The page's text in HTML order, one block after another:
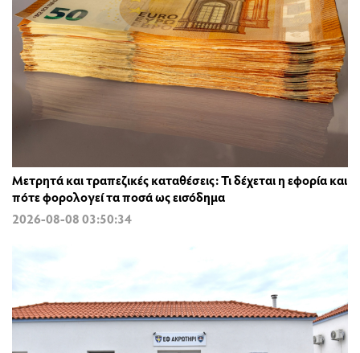
Μετρητά και τραπεζικές καταθέσεις: Τι δέχεται η εφορία και
πότε φορολογεί τα ποσά ως εισόδημα
2026-08-08 03:50:34